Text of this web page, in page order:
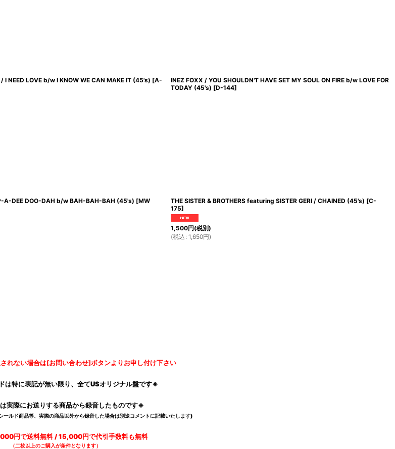
I NEED LOVE b/w I KNOW WE CAN MAKE IT (45's) [A-
INEZ FOXX / YOU SHOULDN'T HAVE SET MY SOUL ON FIRE b/w LOVE FOR
TODAY (45's) [D-144]
A-DEE DOO-DAH b/w BAH-BAH-BAH (45's) [MW
THE SISTER & BROTHERS featuring SISTER GERI / CHAINED (45's) [C-
175]
1,500円(税別)
(税込 : 1,650円)
れない場合は[お問い合わせ]ボタンよりお申し付け下さい
は特に表記が無い限り、全てUSオリジナル盤です※
実際にお送りする商品から録音したものです※
ールド商品等、実際の商品以外から録音した場合は別途コメントに記載いたします)
円で送料無料 / 15,000円で代引手数料も無料
（二枚以上のご購入が条件となります）